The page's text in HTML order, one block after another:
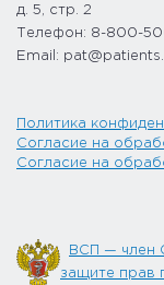
д. 5, стр. 2
Телефон: 8-800-
Email:
Политика
Согласие на
Согласие на
ВСП — член
защите прав